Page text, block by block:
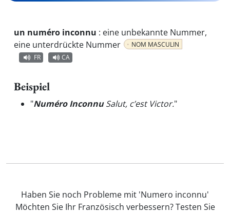
un numéro inconnu : eine unbekannte Nummer,
eine unterdrückte Nummer
NOM MASCULIN
FR
CA
Beispiel
"Numéro InconnuSalut, c’est Victor."
Haben Sie noch Probleme mit 'Numero inconnu'
Möchten Sie Ihr Französisch verbessern? Testen Sie